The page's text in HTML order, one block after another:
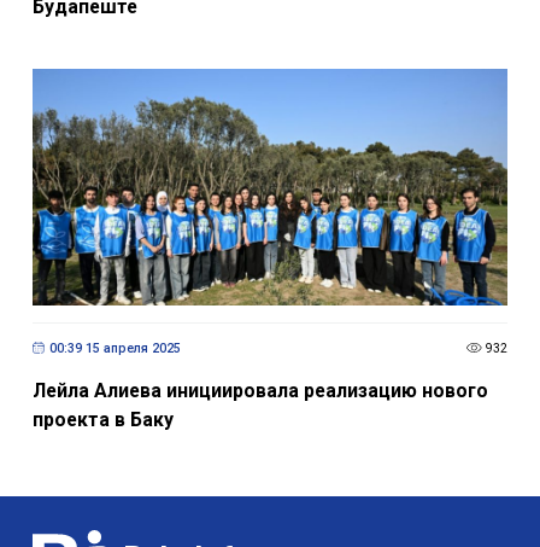
Будапеште
00:39 15 апреля 2025 932
Лейла Алиева инициировала реализацию нового
проекта в Баку